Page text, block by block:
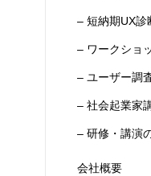
– 短納期UX診
– ワークショ
– ユーザー調
– 社会起業家
– 研修・講演
会社概要